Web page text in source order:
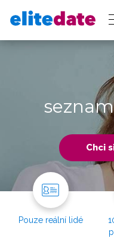
Chci
Pouze reální lidé